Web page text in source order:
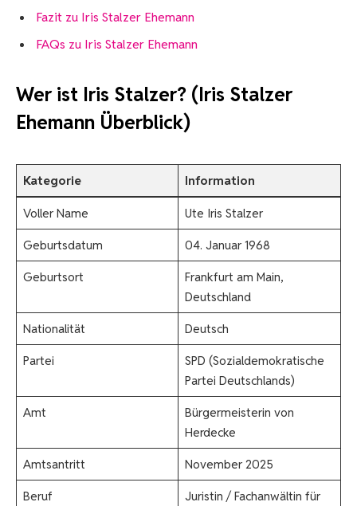
Fazit zu Iris Stalzer Ehemann
FAQs zu Iris Stalzer Ehemann
Wer ist Iris Stalzer? (Iris Stalzer
Ehemann Überblick)
Kategorie Information
Voller Name Ute Iris Stalzer
Geburtsdatum 04. Januar 1968
Geburtsort
Frankfurt am Main,
Deutschland
Nationalität Deutsch
Partei
SPD (Sozialdemokratische
Partei Deutschlands)
Amt
Bürgermeisterin von
Herdecke
Amtsantritt November 2025
Beruf
Juristin / Fachanwältin für